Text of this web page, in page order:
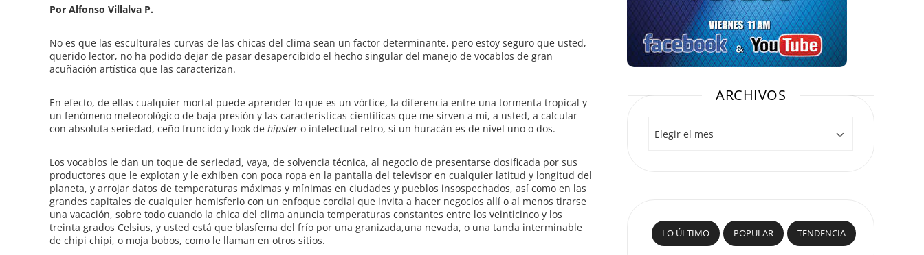
Por Alfonso Villalva P.
No es que las esculturales curvas de las chicas del clima sean un factor determinante, pero estoy seguro que usted,
querido lector, no ha podido dejar de pasar desapercibido el hecho singular del manejo de vocablos de gran
acuñación artística que las caracterizan.
En efecto, de ellas cualquier mortal puede aprender lo que es un vórtice, la diferencia entre una tormenta tropical y
un fenómeno meteorológico de baja presión y las características científicas que me sirven a mí, a usted, a calcular
con absoluta seriedad, ceño fruncido y look de hipster o intelectual retro, si un huracán es de nivel uno o dos.
Los vocablos le dan un toque de seriedad, vaya, de solvencia técnica, al negocio de presentarse dosificada por sus
productores que le explotan y le exhiben con poca ropa en la pantalla del televisor en cualquier latitud y longitud del
planeta, y arrojar datos de temperaturas máximas y mínimas en ciudades y pueblos insospechados, así como en las
grandes capitales de cualquier hemisferio con un enfoque cordial que invita a hacer negocios allí o al menos tirarse
una vacación, sobre todo cuando la chica del clima anuncia temperaturas constantes entre los veinticinco y los
treinta grados Celsius, y usted está que blasfema del frío por una granizada,una nevada, o una tanda interminable
de chipi chipi, o moja bobos, como le llaman en otros sitios.
ARCHIVOS
LO ÚLTIMO POPULAR TENDENCIA